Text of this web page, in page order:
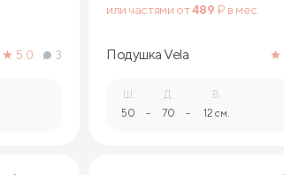
5.0 3
или частями от489 ₽ в мес.
Подушка Vela
Ш.
50 -
Д.
70 -
В.
12 см.